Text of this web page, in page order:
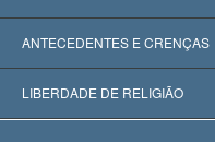
Reconhecimentos Mundiais
Decisões Históricas
Apreciações por Categoria
Os Peritos Mais
ANTECEDENTES E CRENÇAS
L. Ron Hubbard
LIBERDADE DE RELIGIÃO